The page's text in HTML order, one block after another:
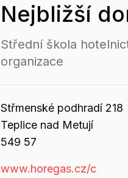
Nejbližší
Střední škola
organizace
Střmenské podhradí 218
Teplice nad Metují
549 57
www.horegas.cz/c